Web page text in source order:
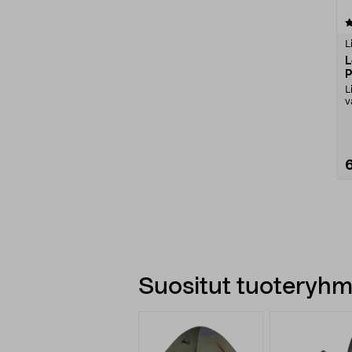
Suositut